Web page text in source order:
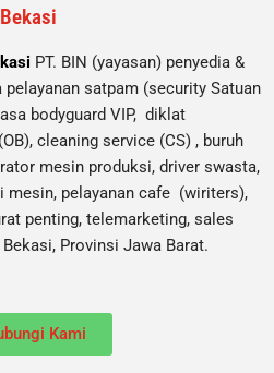
PT. BIN (yayasan) penyedia &
satpam (security Satuan
bodyguard VIP, diklat
cleaning service (CS) , buruh
mesin produksi, driver swasta,
mesin, pelayanan cafe (wiriters),
penting, telemarketing, sales
Provinsi Jawa Barat.
Kami